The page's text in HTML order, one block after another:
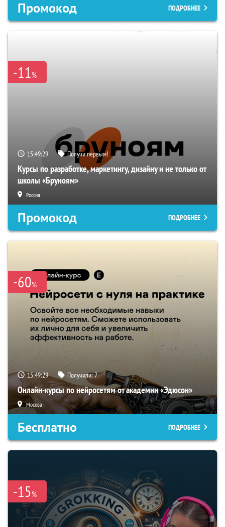
Промокод ПОДРОБНЕЕ
-11%
15:49:28 Получи первым!
Курсы по разработке, маркетингу, дизайну и не только от
школы «Бруноям»
Россия
Промокод ПОДРОБНЕЕ
-60%
15:49:28 Получили:7
Онлайн-курсы по нейросетям от академии «Эдюсон»
Москва
Бесплатно ПОДРОБНЕЕ
-15%